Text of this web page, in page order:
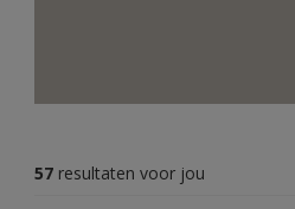
57 resultaten voor jou